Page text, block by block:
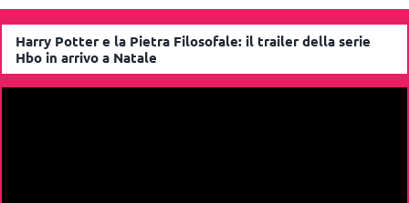
Harry Potter e la Pietra Filosofale: il trailer della serie
Hbo in arrivo a Natale